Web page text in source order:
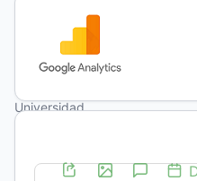
autenticado)
Sonia
Universidad
Plata